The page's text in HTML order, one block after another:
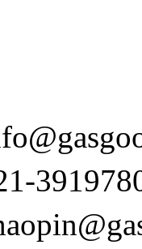
兆易创新如何赋能汽
降本与高安全的稳健